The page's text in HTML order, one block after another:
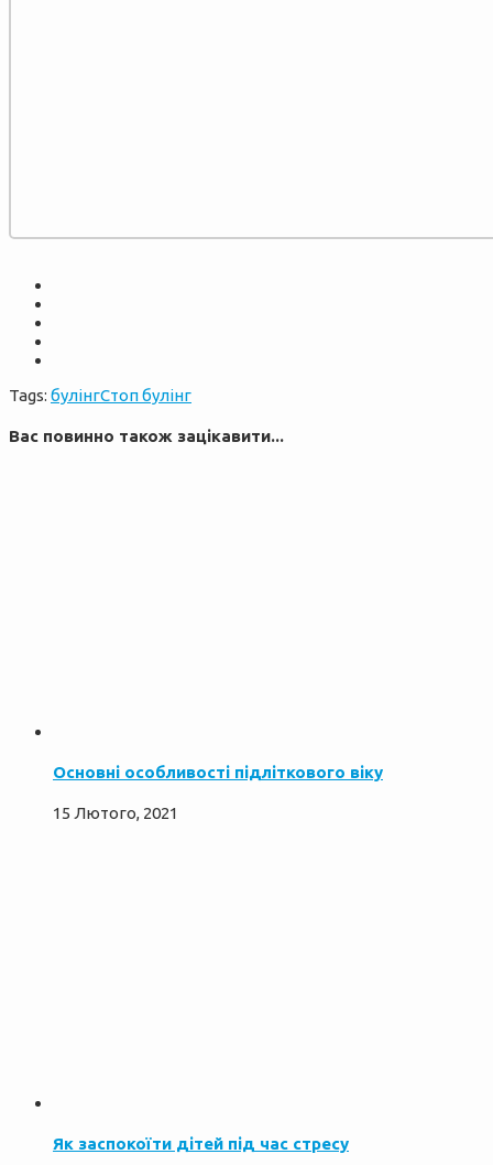
Tags: булінгСтоп булінг
Вас повинно також зацікавити...
Основні особливості підліткового віку
15 Лютого, 2021
Як заспокоїти дітей під час стресу